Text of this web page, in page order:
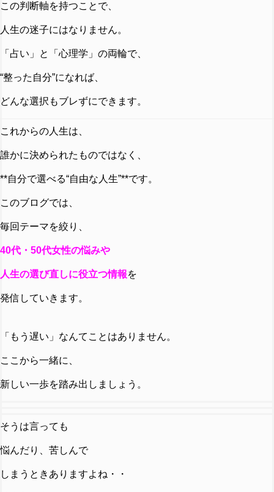
この判断軸を持つことで、
人生の迷子にはなりません。
「占い」と「心理学」の両輪で、
“整った自分”になれば、
どんな選択もブレずにできます。
これからの人生は、
誰かに決められたものではなく、
**自分で選べる“自由な人生”**です。
このブログでは、
毎回テーマを絞り、
40代・50代女性の悩みや
人生の選び直しに役立つ情報を
発信していきます。
「もう遅い」なんてことはありません。
ここから一緒に、
新しい一歩を踏み出しましょう。
そうは言っても
悩んだり、苦しんで
しまうときありますよね・・